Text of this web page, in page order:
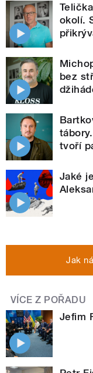
okolí.
bez
tvoří
Jaké
Jak
VÍCE Z POŘADU
Jefim